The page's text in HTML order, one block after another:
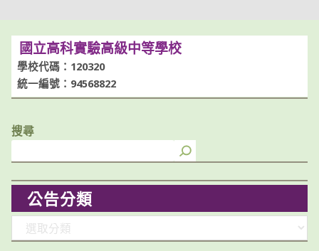
國立高科實驗高級中等學校
學校代碼：120320
統一編號：94568822
搜尋
公告分類
類